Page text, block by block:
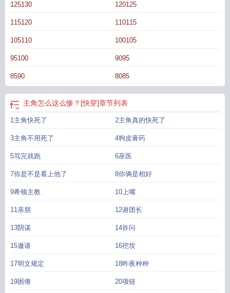
这种高贵精神的敬佩，单议秋决定给予跟踪狂一些经济补助。简称包养。【世界
标。谢寒声万万没想到这种事能让自己碰上。在别的宿主系统因为空间崩溃忙得
头脚倒悬痛不欲生的时候，新人宿主单议秋正摩拳擦掌，准备开启自己的第一次
秋牢记在心。而进入任务世界以后，单议秋发现自己活的很好，就是主角不好，
很不好。看着深陷困境挣扎求生的主角，单议秋发表评论：“我总觉得他会死。”
9653：[快救救他求你了]于是主角不必再用强了，因为他的强来了！
么惨?[快穿
125130 120125
115120 110115
105110 100105
95100 9095
8590 8085
主角怎么这么惨？[快穿]章节列表
1主角快死了 2主角真的快死了
3主角不用死了 4狗皮膏药
5骂完就跑 6巫医
7你是不是看上他了 8你俩是相好
9希顿主教 10上嘴
11亲朋 12谢团长
13阴谋 14诈问
15邀请 16挖坟
17明文规定 18昨夜种种
19困倦 20项链